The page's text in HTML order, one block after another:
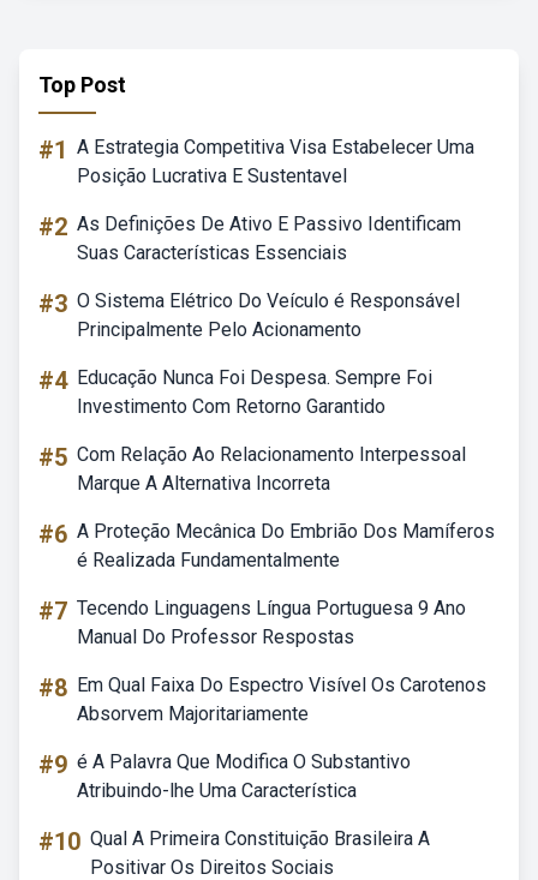
Top Post
#1 A Estrategia Competitiva Visa Estabelecer Uma
Posição Lucrativa E Sustentavel
#2 As Definições De Ativo E Passivo Identificam
Suas Características Essenciais
#3 O Sistema Elétrico Do Veículo é Responsável
Principalmente Pelo Acionamento
#4 Educação Nunca Foi Despesa. Sempre Foi
Investimento Com Retorno Garantido
#5 Com Relação Ao Relacionamento Interpessoal
Marque A Alternativa Incorreta
#6 A Proteção Mecânica Do Embrião Dos Mamíferos
é Realizada Fundamentalmente
#7 Tecendo Linguagens Língua Portuguesa 9 Ano
Manual Do Professor Respostas
#8 Em Qual Faixa Do Espectro Visível Os Carotenos
Absorvem Majoritariamente
#9 é A Palavra Que Modifica O Substantivo
Atribuindo-lhe Uma Característica
#10 Qual A Primeira Constituição Brasileira A
Positivar Os Direitos Sociais